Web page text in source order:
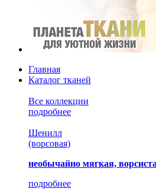
Главная
Каталог тканей
Все коллекции
подробнее
Шенилл
(ворсовая)
необычайно мягкая,
подробнее